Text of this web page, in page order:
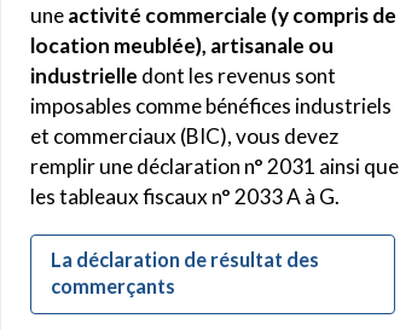
uneactivité commerciale (y compris de
location meublée), artisanale ou
industrielle dont les revenus sont
imposables comme bénéfices industriels
et commerciaux (BIC), vous devez
remplir une déclaration n° 2031 ainsi que
les tableaux fiscaux n° 2033 A à G.
La déclaration de résultat des
commerçants